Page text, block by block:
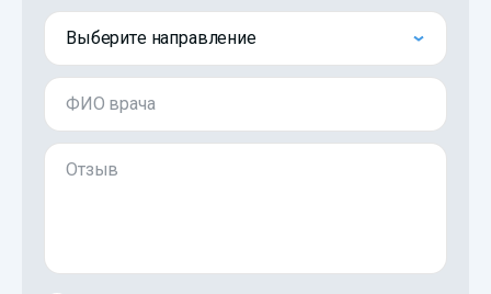
Выберите направление
ФИО врача
Отзыв